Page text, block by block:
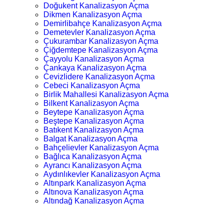
Doğukent Kanalizasyon Açma
Dikmen Kanalizasyon Açma
Demirlibahçe Kanalizasyon Açma
Demetevler Kanalizasyon Açma
Çukurambar Kanalizasyon Açma
Çiğdemtepe Kanalizasyon Açma
Çayyolu Kanalizasyon Açma
Çankaya Kanalizasyon Açma
Cevizlidere Kanalizasyon Açma
Cebeci Kanalizasyon Açma
Birlik Mahallesi Kanalizasyon Açma
Bilkent Kanalizasyon Açma
Beytepe Kanalizasyon Açma
Beştepe Kanalizasyon Açma
Batıkent Kanalizasyon Açma
Balgat Kanalizasyon Açma
Bahçelievler Kanalizasyon Açma
Bağlıca Kanalizasyon Açma
Ayrancı Kanalizasyon Açma
Aydınlıkevler Kanalizasyon Açma
Altınpark Kanalizasyon Açma
Altınova Kanalizasyon Açma
Altındağ Kanalizasyon Açma